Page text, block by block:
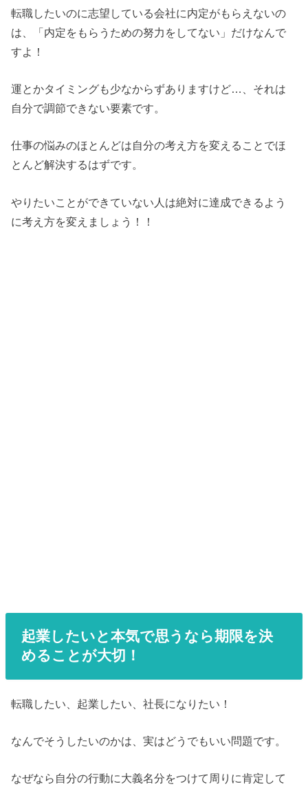
転職したいのに志望している会社に内定がもらえないの
は、「内定をもらうための努力をしてない」だけなんで
すよ！
運とかタイミングも少なからずありますけど…、それは
自分で調節できない要素です。
仕事の悩みのほとんどは自分の考え方を変えることでほ
とんど解決するはずです。
やりたいことができていない人は絶対に達成できるよう
に考え方を変えましょう！！
起業したいと本気で思うなら期限を決
めることが大切！
転職したい、起業したい、社長になりたい！
なんでそうしたいのかは、実はどうでもいい問題です。
なぜなら自分の行動に大義名分をつけて周りに肯定して